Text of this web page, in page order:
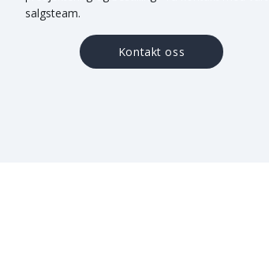
salgsteam.
Kontakt oss